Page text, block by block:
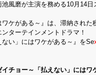
風磨が主演を務める10月14
ワケがある～』は、滞納され
ターテインメントドラマ！
い」にはワケがある～』をSe
イチョー～「払えない」にはワ